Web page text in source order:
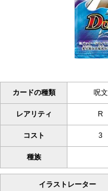
カードの種類 呪文
レアリティ R
コスト 3
種族
イラストレーター